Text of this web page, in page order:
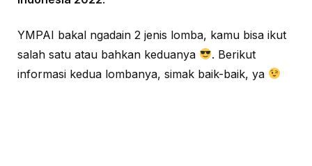
YMPAI bakal ngadain 2 jenis lomba, kamu bisa ikut
salah satu atau bahkan keduanya
. Berikut
informasi kedua lombanya, simak baik-baik, ya